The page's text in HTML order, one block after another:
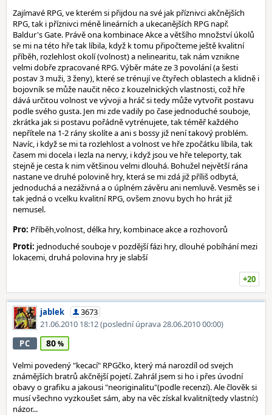
Zajímavé RPG, ve kterém si přijdou na své jak příznivci akčnějších
RPG, tak i příznivci méně lineárních a ukecanějších RPG např.
Baldur's Gate. Právě ona kombinace Akce a většího množství úkolů
se mi na této hře tak líbila, když k tomu připočteme ještě kvalitní
příběh, rozlehlost okolí (volnost) a nelinearitu, tak nám vznikne
velmi dobře zpracované RPG. Výběr máte ze 3 povolání (a šesti
postav 3 muži, 3 ženy), které se trénují ve čtyřech oblastech a klidně i
bojovník se může naučit něco z kouzelnických vlastnosti, což hře
dává určitou volnost ve vývoji a hráč si tedy může vytvořit postavu
podle svého gusta. Jen mi zde vadily po čase jednoduché souboje,
zkrátka jak si postavu pořádně vytrénujete, tak téměř každého
nepřítele na 1-2 rány skolíte a ani s bossy již není takový problém.
Navíc, i když se mi ta rozlehlost a volnost ve hře zpočátku líbila, tak
časem mi docela i lezla na nervy, i když jsou ve hře teleporty, tak
stejně je cesta k nim většinou velmi dlouhá. Bohužel největší rána
nastane ve druhé polovině hry, která se mi zdá již příliš odbytá,
jednoduchá a nezáživná a o úplném závěru ani nemluvě. Vesměs se i
tak jedná o vcelku kvalitní RPG, ovšem znovu bych ho hrát již
nemusel.
Pro: Příběh,volnost, délka hry, kombinace akce a rozhovorů
Proti: jednoduché souboje v pozdější fázi hry, dlouhé pobíhání mezi
lokacemi, druhá polovina hry je slabší
+20
jablek
3673
21.06.2010 18:12(poslední úprava 28.06.2010 00:00)
PC
80
Velmi povedený "kecací" RPGčko, který má narozdíl od svejch
známějších bratrů akčnější pojetí. Zahrál jsem si ho i přes úvodní
obavy o grafiku a jakousi "neoriginalitu"(podle recenzí). Ale člověk si
musí všechno vyzkoušet sám, aby na věc získal kvalitní(tedy vlastní:)
názor...